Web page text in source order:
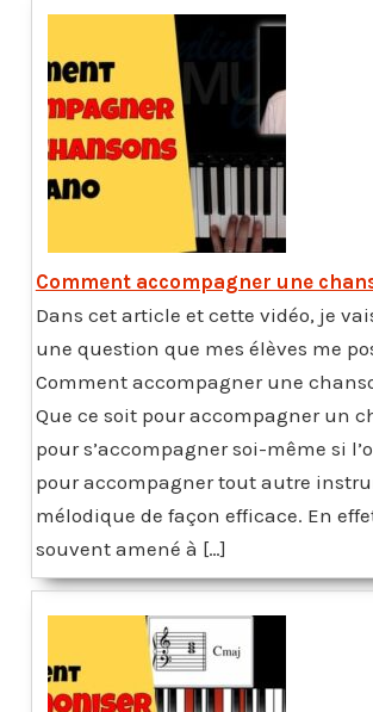
Comment accompagner une
Dans cet article et cette vidéo, je
une question que mes élèves me
Comment accompagner une
Que ce soit pour accompagner un
pour s’accompagner soi-même si
pour accompagner tout autre
mélodique de façon efficace. En
souvent amené à […]